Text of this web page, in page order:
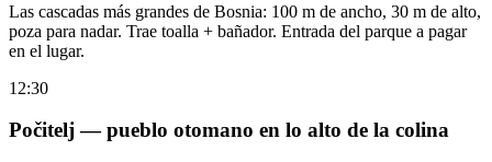
Las cascadas más grandes de Bosnia: 100 m de ancho, 30 m de alto,
poza para nadar. Trae toalla + bañador. Entrada del parque a pagar
en el lugar.
12:30
Počitelj — pueblo otomano en lo alto de la colina